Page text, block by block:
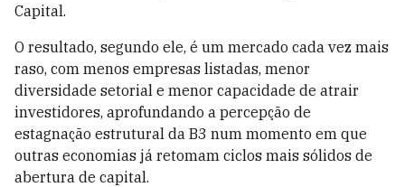
Capital.
O resultado, segundo ele, é um mercado cada vez mais
raso, com menos empresas listadas, menor
diversidade setorial e menor capacidade de atrair
investidores, aprofundando a percepção de
estagnação estrutural da B3 num momento em que
outras economias já retomam ciclos mais sólidos de
abertura de capital.